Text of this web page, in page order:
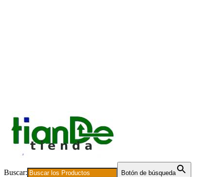
Buscar: Botón de búsqueda